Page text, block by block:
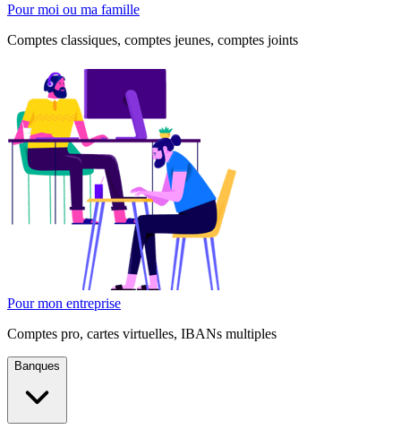
Pour moi ou ma famille
Comptes classiques, comptes jeunes, comptes joints
Pour mon entreprise
Comptes pro, cartes virtuelles, IBANs multiples
Banques